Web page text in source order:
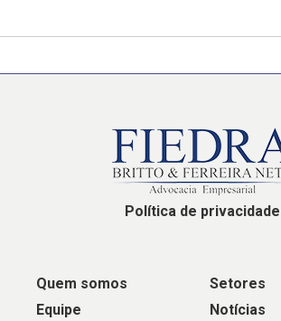
Política de privacidade
Quem somos
Equipe
Setores
Notícias